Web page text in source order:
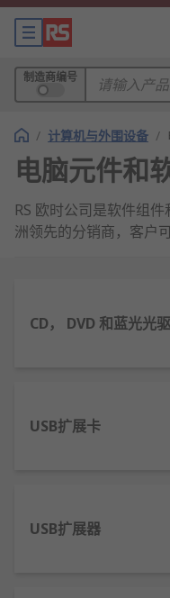
制造商编号
/ 计算机与外围设备 /
电脑元件和
RS 欧时公司是软件组
洲领先的分销商，客户
– 我们有160万个客户
上下单可以享受我们任
免费当日或次日发货
为了确保你对软件产品
品提供充分的技术概
任何疑问。 RS 欧时公
欧时 Infozone公司也
需要的所有的技术准则
术、测试及安全设备
CD， DVD 和蓝光光驱
USB扩展卡
USB扩展器